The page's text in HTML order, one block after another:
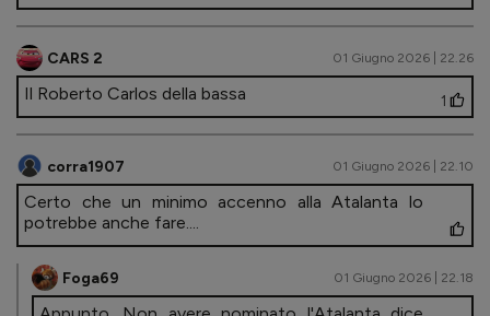
CARS 2 01 Giugno 2026 | 22.26
Il Roberto Carlos della bassa 1
corra1907 01 Giugno 2026 | 22.10
Certo che un minimo accenno alla Atalanta lo
potrebbe anche fare....
Foga69 01 Giugno 2026 | 22.18